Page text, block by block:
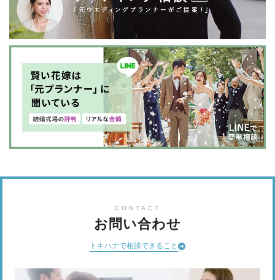
CONTACT
お問い合わせ
トキハナで相談できること